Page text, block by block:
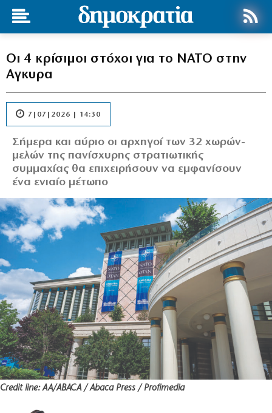
Οι 4 κρίσιμοι στόχοι για το ΝΑΤΟ στην
Αγκυρα
7|07|2026 | 14:30
Σήμερα και αύριο οι αρχηγοί των 32 χωρών-
μελών της πανίσχυρης στρατιωτικής
συμμαχίας θα επιχειρήσουν να εμφανίσουν
ένα ενιαίο μέτωπο
Credit line: AA/ABACA / Abaca Press / Profimedia